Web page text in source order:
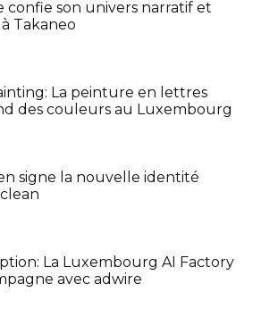
confie son univers narratif et
Takaneo
La peinture en lettres
des couleurs au Luxembourg
signe la nouvelle identité
La Luxembourg AI Factory
avec adwire